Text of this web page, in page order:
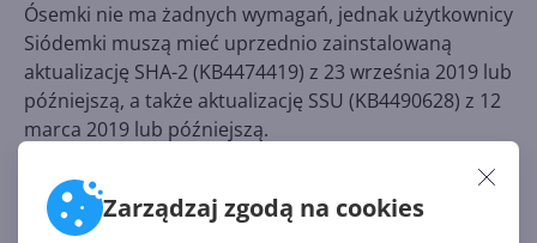
Zarządzaj zgodą na cookies
Ósemki nie ma żadnych wymagań, jednak użytkownicy
Siódemki muszą mieć uprzednio zainstalowaną
aktualizację SHA-2 (KB4474419) z 23 września 2019 lub
późniejszą, a także aktualizację SSU (KB4490628) z 12
marca 2019 lub późniejszą.
Źródło: